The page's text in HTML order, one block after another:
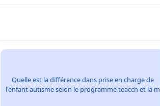
Quelle est la différence dans prise en charge de
l'enfant autisme selon le programme teacch et la m